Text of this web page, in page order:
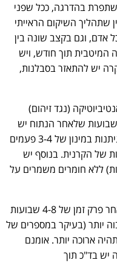
בהדרגה, ככל שפני
שתהליך השיקום הראייתי
אדם, וגם בקצב שונה בין
המיטבית תוך חודש, ויש
יש להתאזר בסבלנות,
(נגד זיהום)
שלאחר הנתוח יש
להשתמש בעיקר בטיפות סטרואידים הניתנות במינון של 3-4 פעמים
של הקרנית. בנוסף יש
ללא חומרים משמרים על
מרבית האנשים יגיעו לראיה של 6/6 לאחר פרק זמן של 4-8 שבועות
יותר (בעיקר במספרים של
ארוכה יותר. אומנם
יש בד"כ תוך